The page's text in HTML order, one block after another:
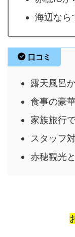
海辺なら
口コミ
露天風呂
食事の豪
家族旅行
スタッフ
赤穂観光